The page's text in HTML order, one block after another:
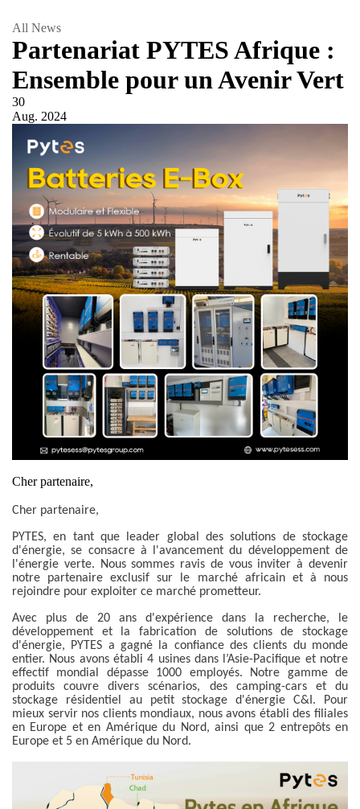
All News
Partenariat PYTES Afrique :
Ensemble pour un Avenir Vert
30
Aug. 2024
Cher partenaire,
Cher partenaire,
PYTES, en tant que leader global des solutions de stockage
d'énergie, se consacre à l'avancement du développement de
l'énergie verte. Nous sommes ravis de vous inviter à devenir
notre partenaire exclusif sur le marché africain et à nous
rejoindre pour exploiter ce marché prometteur.
Avec plus de 20 ans d'expérience dans la recherche, le
développement et la fabrication de solutions de stockage
d'énergie, PYTES a gagné la confiance des clients du monde
entier. Nous avons établi 4 usines dans l’Asie-Pacifique et notre
effectif mondial dépasse 1000 employés. Notre gamme de
produits couvre divers scénarios, des camping-cars et du
stockage résidentiel au petit stockage d'énergie C&I. Pour
mieux servir nos clients mondiaux, nous avons établi des filiales
en Europe et en Amérique du Nord, ainsi que 2 entrepôts en
Europe et 5 en Amérique du Nord.